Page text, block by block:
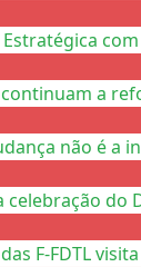
continuam a
não é a
celebração do
F-FDTL